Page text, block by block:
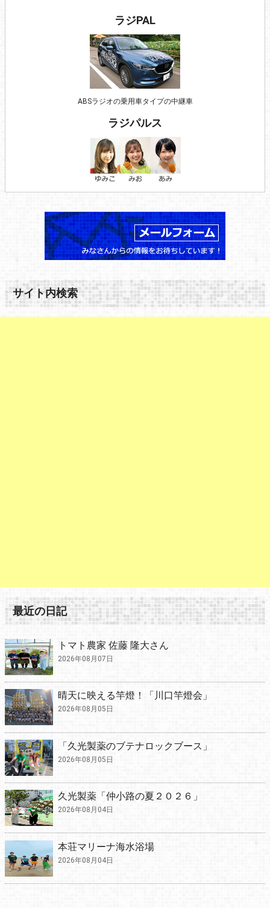
ラジPAL
ABSラジオの乗用車タイプの中継車
ラジパルス
サイト内検索
最近の日記
トマト農家 佐藤 隆大さん
2026年08月07日
晴天に映える竿燈！「川口竿燈会」
2026年08月05日
「久光製薬のブテナロックブース」
2026年08月05日
久光製薬「仲小路の夏２０２６」
2026年08月04日
本荘マリーナ海水浴場
2026年08月04日